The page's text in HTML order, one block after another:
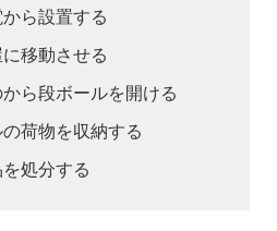
ら設置する
移動させる
ら段ボールを開ける
荷物を収納する
処分する